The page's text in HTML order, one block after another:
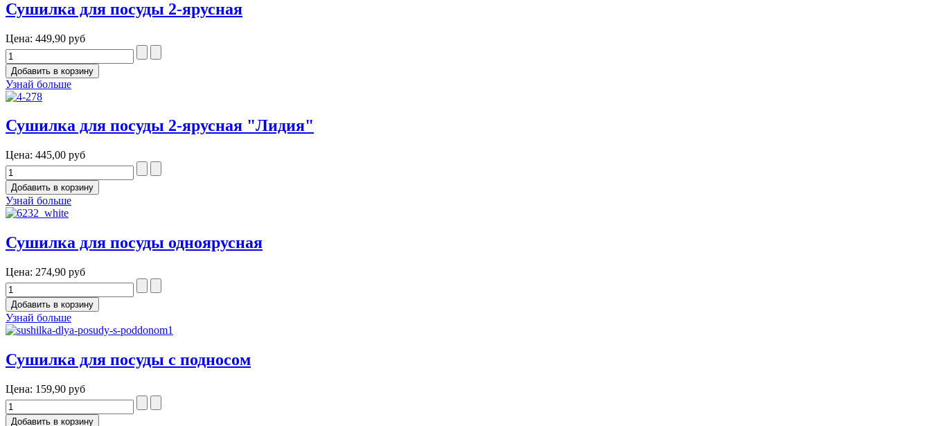
Сушилка для посуды 2-ярусная
Цена: 449,90 руб
Узнай больше
Сушилка для посуды 2-ярусная "Лидия"
Цена: 445,00 руб
Узнай больше
Сушилка для посуды одноярусная
Цена: 274,90 руб
Узнай больше
Сушилка для посуды с подносом
Цена: 159,90 руб